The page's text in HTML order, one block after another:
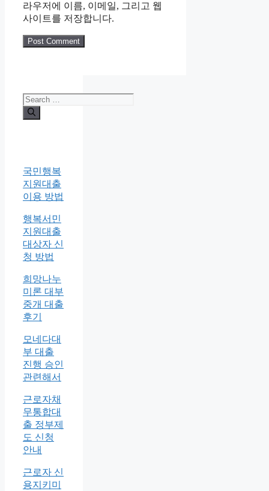
라우저에 이름, 이메일, 그리고 웹
사이트를 저장합니다.
Search
for:
국민행복
지원대출
이용 방법
행복서민
지원대출
대상자 신
청 방법
희망나누
미론 대부
중개 대출
후기
모네다대
부 대출
진행 승인
관련해서
근로자채
무통합대
출 정부제
도 신청
안내
근로자 신
용지키미